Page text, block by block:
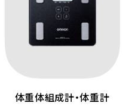
体重体組成計・体重計